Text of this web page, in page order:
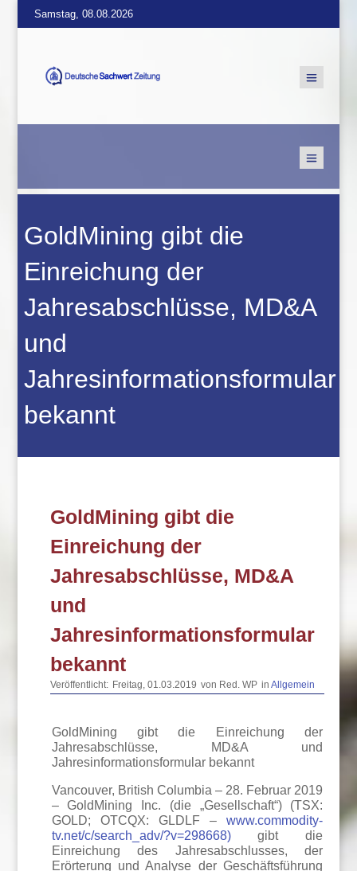
Samstag, 08.08.2026
GoldMining gibt die
Einreichung der
Jahresabschlüsse, MD&A
und
Jahresinformationsformular
bekannt
GoldMining gibt die
Einreichung der
Jahresabschlüsse, MD&A
und
Jahresinformationsformular
bekannt
Veröffentlicht: Freitag, 01.03.2019 von Red. WP inAllgemein
GoldMining gibt die Einreichung der
Jahresabschlüsse, MD&A und
Jahresinformationsformular bekannt
Vancouver, British Columbia – 28. Februar 2019
– GoldMining Inc. (die „Gesellschaft“) (TSX:
GOLD; OTCQX: GLDLF –www.commodity-
tv.net/c/search_adv/?v=298668)gibt die
Einreichung des Jahresabschlusses, der
Erörterung und Analyse der Geschäftsführung